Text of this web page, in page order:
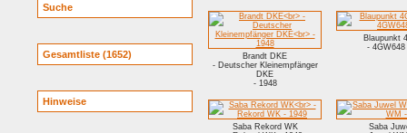
Suche
Gesamtliste (1652)
Hinweise
Brandt DKE
- Deutscher Kleinempfänger
DKE
- 1948
Blaupunkt
- 4GW648
Saba Rekord WK
Saba